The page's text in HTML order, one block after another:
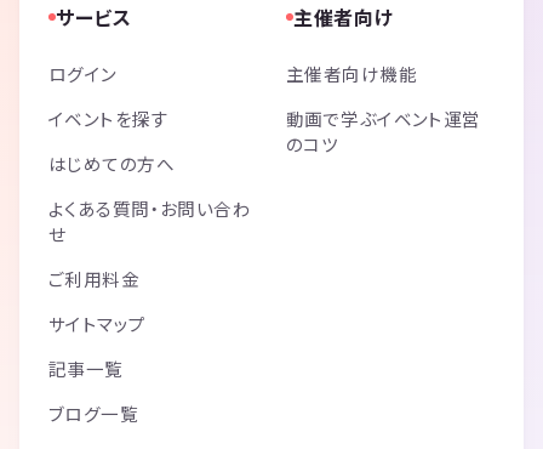
サービス
ログイン
イベントを探す
はじめての方へ
よくある質問・お問い合わ
せ
ご利用料金
サイトマップ
記事一覧
ブログ一覧
主催者向け
主催者向け機能
動画で学ぶイベント運営
のコツ